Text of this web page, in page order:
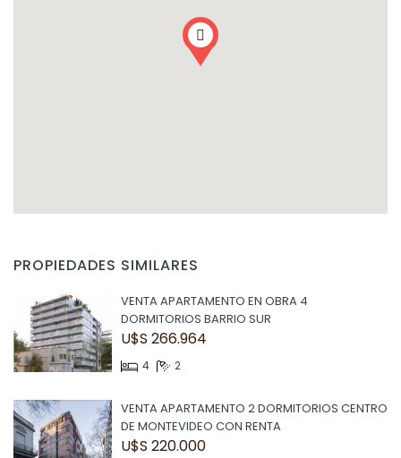
PROPIEDADES SIMILARES
VENTA APARTAMENTO EN OBRA 4
DORMITORIOS BARRIO SUR
U$S 266.964
4 2
VENTA APARTAMENTO 2 DORMITORIOS CENTRO
DE MONTEVIDEO CON RENTA
U$S 220.000